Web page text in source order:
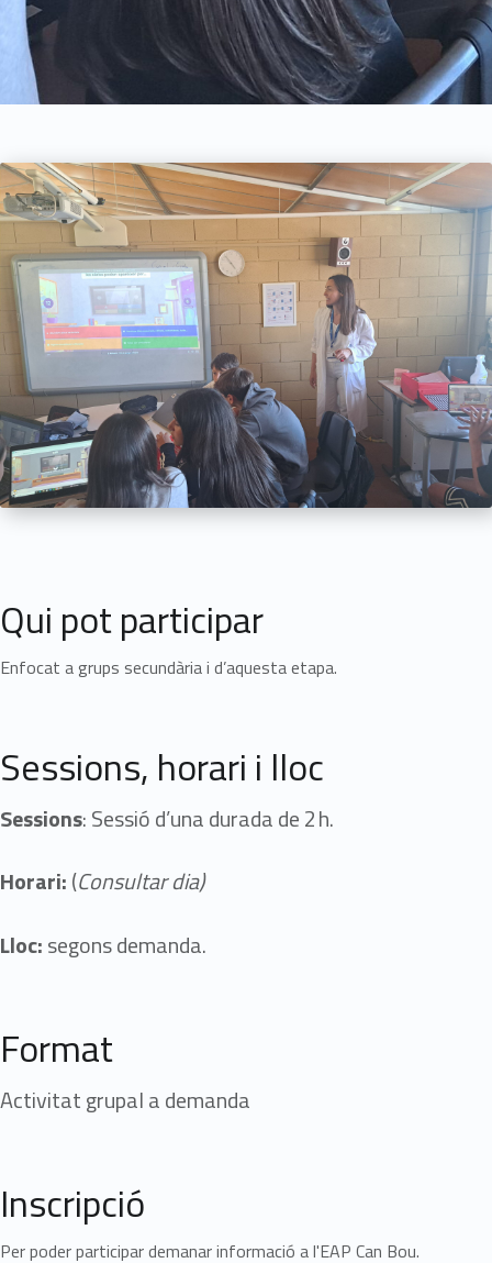
Qui pot participar
Enfocat a grups secundària i d’aquesta etapa.
Sessions, horari i lloc
Sessions: Sessió d’una durada de 2 h.
Horari:(Consultar dia)
Lloc:segons demanda.
Format
Activitat grupal a demanda
Inscripció
Per poder participar demanar informació a l'EAP Can Bou.